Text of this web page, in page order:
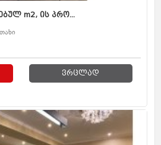
m2, ის პრო...
ვრცლად